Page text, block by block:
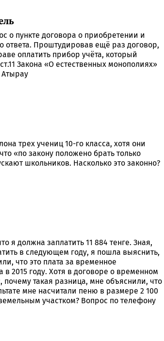
о пункте договора о приобретении и
ответа. Проштудировав ещё раз договор,
оплатить прибор учёта, который
Закона «О естественных монополиях»
Атырау
трех учениц 10-го класса, хотя они
«по закону положено брать только
школьников. Насколько это законно?
я должна заплатить 11 884 тенге. Зная,
в следующем году, я пошла выяснить,
что это плата за временное
2015 году. Хотя в договоре о временном
такая разница, мне объяснили, что
мне насчитали пеню в размере 2 100
участком? Вопрос по телефону